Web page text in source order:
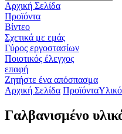
Αρχική Σελίδα
Προϊόντα
Βίντεο
Σχετικά με εμάς
Γύρος εργοστασίων
Ποιοτικός έλεγχος
επαφή
Ζητήστε ένα απόσπασμα
Αρχική Σελίδα Προϊόντα
Γαλβανισμένο